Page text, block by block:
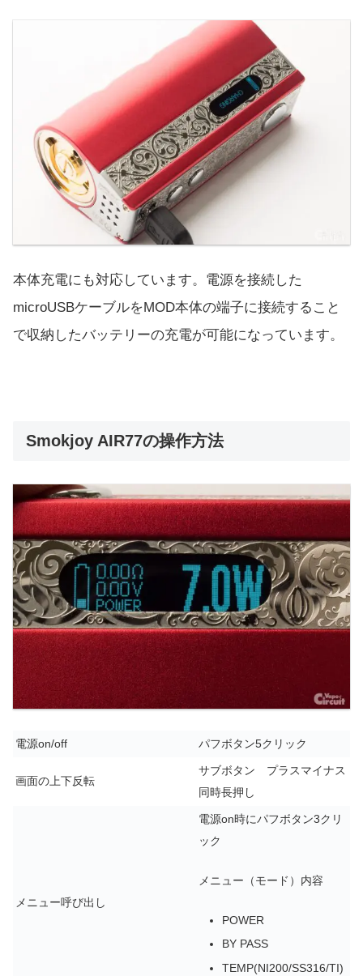
本体充電にも対応しています。電源を接続した
microUSBケーブルをMOD本体の端子に接続すること
で収納したバッテリーの充電が可能になっています。
Smokjoy AIR77の操作方法
電源on/off パフボタン5クリック
画面の上下反転
サブボタン プラスマイナス
同時長押し
メニュー呼び出し
電源on時にパフボタン3クリ
ック
メニュー（モード）内容
POWER
BY PASS
TEMP(NI200/SS316/TI)